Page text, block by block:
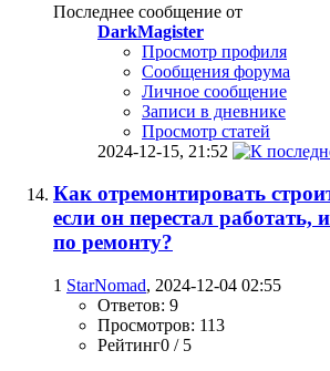
Последнее сообщение от
DarkMagister
Просмотр профиля
Сообщения форума
Личное сообщение
Записи в дневнике
Просмотр статей
2024-12-15, 21:52
Как отремонтировать
если он перестал работать,
по ремонту?
1 StarNomad, 2024-12-04 02:55
Ответов: 9
Просмотров: 113
Рейтинг0 / 5